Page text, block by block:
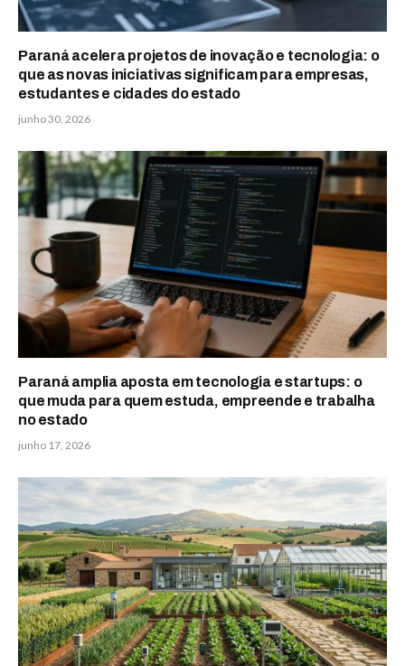
Paraná acelera projetos de inovação e tecnologia: o
que as novas iniciativas significam para empresas,
estudantes e cidades do estado
junho 30, 2026
Paraná amplia aposta em tecnologia e startups: o
que muda para quem estuda, empreende e trabalha
no estado
junho 17, 2026